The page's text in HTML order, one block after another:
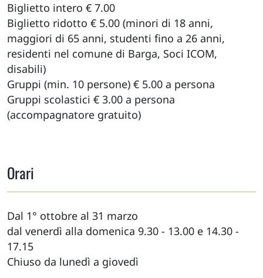
Biglietto intero € 7.00
Biglietto ridotto € 5.00 (minori di 18 anni,
maggiori di 65 anni, studenti fino a 26 anni,
residenti nel comune di Barga, Soci ICOM,
disabili)
Gruppi (min. 10 persone) € 5.00 a persona
Gruppi scolastici € 3.00 a persona
(accompagnatore gratuito)
Orari
Dal 1° ottobre al 31 marzo
dal venerdì alla domenica 9.30 - 13.00 e 14.30 -
17.15
Chiuso da lunedì a giovedì